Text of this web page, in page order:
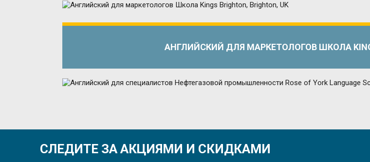
АНГЛИЙСКИЙ ДЛЯ МАРКЕТОЛОГОВ ШКОЛА KINGS
СЛЕДИТЕ ЗА АКЦИЯМИ И СКИДКАМИ